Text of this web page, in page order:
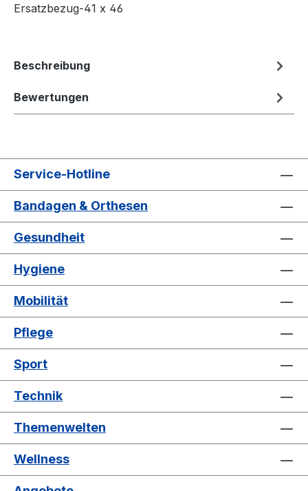
Ersatzbezug-41 x 46
Beschreibung
Bewertungen
Service-Hotline
Bandagen & Orthesen
Gesundheit
Hygiene
Mobilität
Pflege
Sport
Technik
Themenwelten
Wellness